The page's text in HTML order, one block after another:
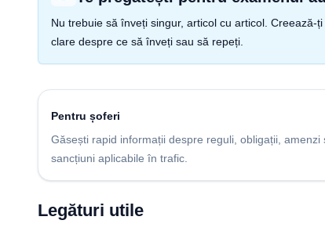
Nu trebuie să înveți singur, articol cu articol.
clare despre ce să înveți sau să repeți.
Pentru șoferi
Găsești rapid informații despre reguli, obligații, amenzi
sancțiuni aplicabile în trafic.
Legături utile